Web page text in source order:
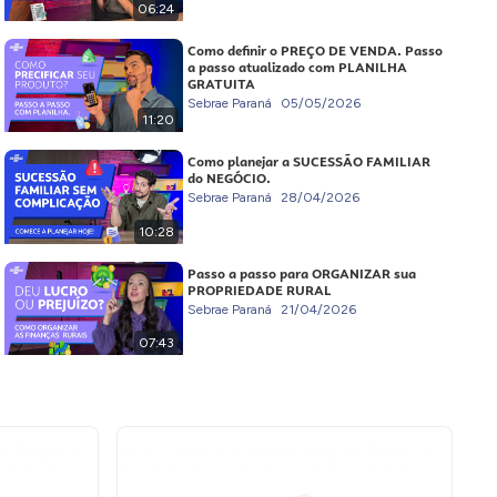
06:24
11:20
Como definir o PREÇO DE VENDA. Passo
a passo atualizado com PLANILHA
GRATUITA
Sebrae Paraná 05/05/2026
10:28
Como planejar a SUCESSÃO FAMILIAR
do NEGÓCIO.
Sebrae Paraná 28/04/2026
07:43
Passo a passo para ORGANIZAR sua
PROPRIEDADE RURAL
Sebrae Paraná 21/04/2026